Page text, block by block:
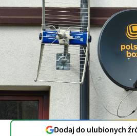
Dodaj do ulubionych